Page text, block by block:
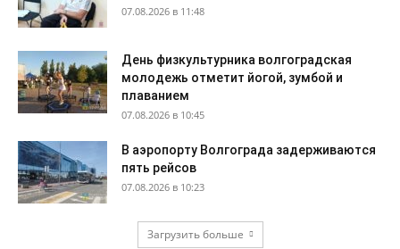
07.08.2026 в 11:48
День физкультурника волгоградская
молодежь отметит йогой, зумбой и
плаванием
07.08.2026 в 10:45
В аэропорту Волгограда задерживаются
пять рейсов
07.08.2026 в 10:23
Загрузить больше